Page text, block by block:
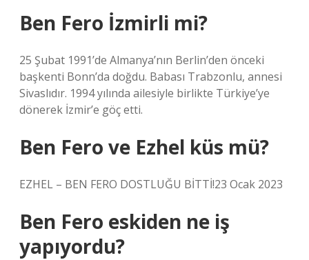
Ben Fero İzmirli mi?
25 Şubat 1991’de Almanya’nın Berlin’den önceki
başkenti Bonn’da doğdu. Babası Trabzonlu, annesi
Sivaslıdır. 1994 yılında ailesiyle birlikte Türkiye’ye
dönerek İzmir’e göç etti.
Ben Fero ve Ezhel küs mü?
EZHEL – BEN FERO DOSTLUĞU BİTTİ!23 Ocak 2023
Ben Fero eskiden ne iş
yapıyordu?